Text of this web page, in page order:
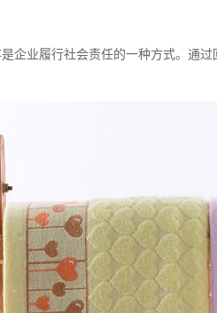
企业履行社会责任的一种方式。通